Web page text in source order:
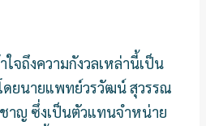
ใจถึงความกังวลเหล่านี้เป็น
ดยนายแพทย์วรวัฒน์ สุวรรณ
าญ ซึ่งเป็นตัวแทนจำหน่าย